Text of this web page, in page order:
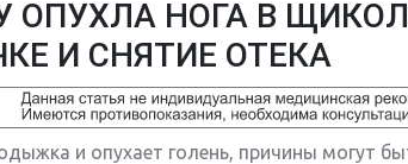
ОПУХЛА НОГА В
И СНЯТИЕ ОТЕКА
и опухает голень, причины могут